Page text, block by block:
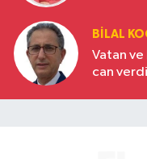
BILAL
Vatan
can verdi